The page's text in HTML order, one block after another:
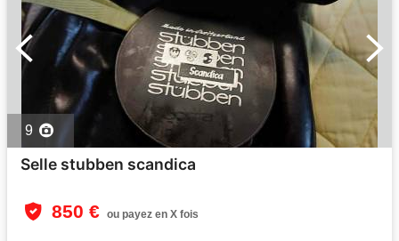
9
Selle stubben scandica
850 € ou payez en X fois